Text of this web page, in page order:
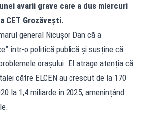
avarii grave care a dus miercuri
CET Grozăvești.
general Nicuşor Dan că a
într-o politică publică și susține că
orașului. El atrage atenția că
către ELCEN au crescut de la 170
la 1,4 miliarde în 2025, amenințând